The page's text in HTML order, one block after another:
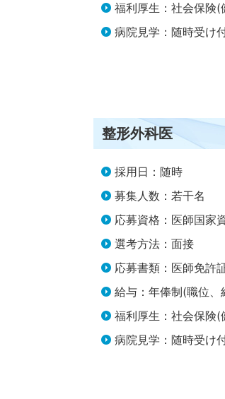
福利厚生：社会保険
病院見学：随時受け
整形外科医
採用日：随時
募集人数：若干名
応募資格：医師国家
選考方法：面接
応募書類：医師免許
給与：年俸制(職位
福利厚生：社会保険
病院見学：随時受け